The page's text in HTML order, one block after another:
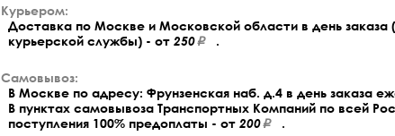
Курьером:
Доставка по Москве и Московской области в день заказа
курьерской службы) - от 250 .
Самовывоз:
В Москве по адресу: Фрунзенская наб. д.4 в день заказа
В пунктах самовывоза Транспортных Компаний по всей
поступления 100% предоплаты - от 200 .